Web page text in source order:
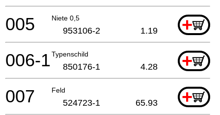
Niete 0,5 +
005 953106-2 1.19
Typenschild +
006-1 850176-1 4.28
Feld +
007 524723-1 65.93